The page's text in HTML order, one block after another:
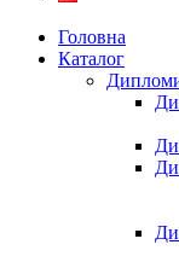
Головна
Каталог